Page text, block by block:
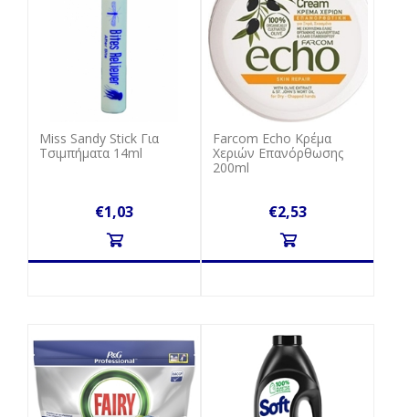
Miss Sandy Stick Για
Τσιμπήματα 14ml
€1,03
Farcom Echo Κρέμα
Χεριών Eπανόρθωσης
200ml
€2,53